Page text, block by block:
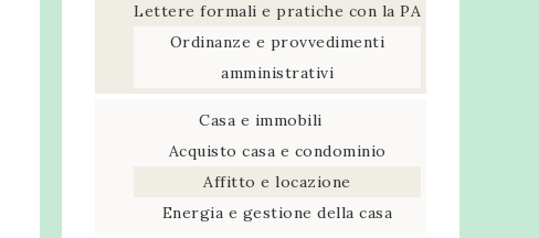
Lettere formali e pratiche con la PA
Ordinanze e provvedimenti
amministrativi
Casa e immobili
Acquisto casa e condominio
Affitto e locazione
Energia e gestione della casa